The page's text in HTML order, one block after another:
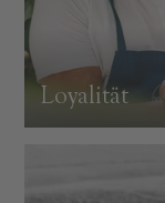
ZU
Loyalität